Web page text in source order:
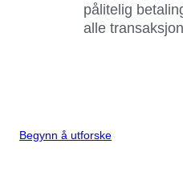
pålitelig
alle
Begynn å utforske